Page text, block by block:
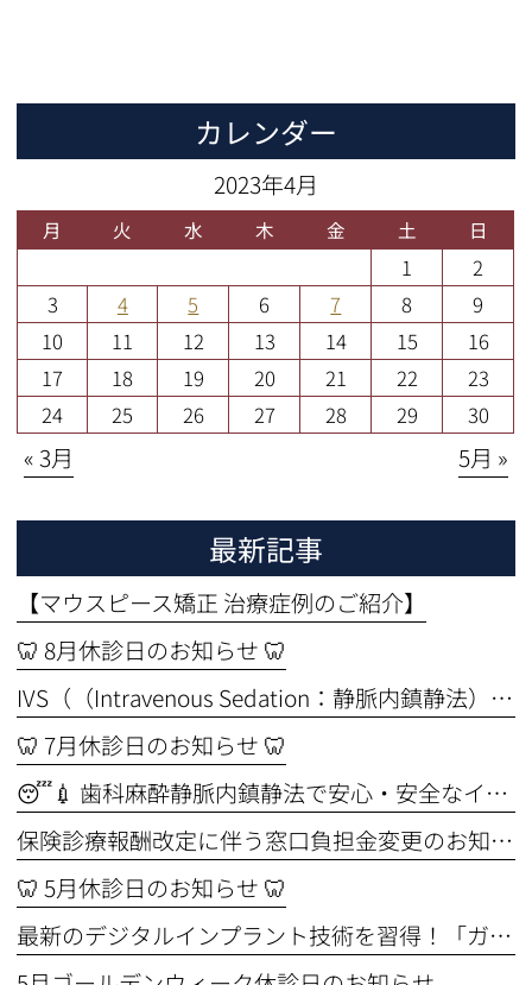
カレンダー
2023年4月
月 火 水 木 金 土 日
1
2
3
4 5 6 7 8
9
10
11 12 13 14 15
16
17
18 19 20 21 22
23
24
25 26 27 28 29 30
« 3月 5月 »
最新記事
【マウスピース矯正 治療症例のご紹介】
🦷 8月休診日のお知らせ 🦷
IVS（（Intravenous Sedation：静脈内鎮静法））セミナーを受講しました🦷✨ ～より安全なインプラント治療のために～
🦷 7月休診日のお知らせ 🦷
😴💉 歯科麻酔静脈内鎮静法で安心・安全なインプラント手術🦷
保険診療報酬改定に伴う窓口負担金変更のお知らせ
🦷 5月休診日のお知らせ 🦷
最新のデジタルインプラント技術を習得！「ガイド手術セミナー」に参加してきました🦷✨